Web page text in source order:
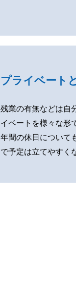
プライベート
残業の有無などは自
イベートを様々な形
年間の休日について
で予定は立てやすく